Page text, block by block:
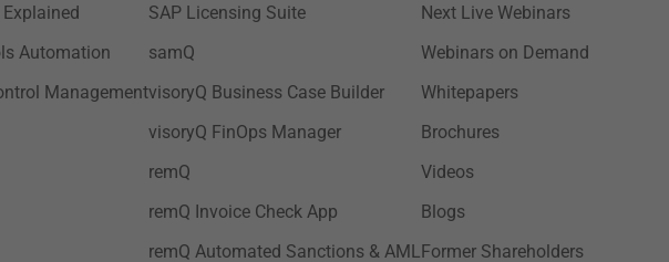
Automation
Management
SAP Licensing Suite
samQ
visoryQ Business Case Builder
visoryQ FinOps Manager
remQ
remQ Invoice Check App
remQ Automated Sanctions & AML
Next Live Webinars
Webinars on Demand
Whitepapers
Brochures
Videos
Blogs
Former Shareholders